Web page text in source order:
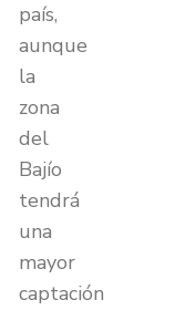
país,
aunque
la
zona
del
Bajío
tendrá
una
mayor
captación